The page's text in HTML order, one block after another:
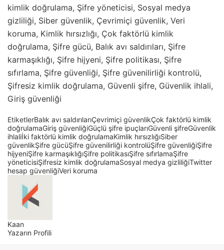
kimlik doğrulama, Şifre yöneticisi, Sosyal medya
gizliliği, Siber güvenlik, Çevrimiçi güvenlik, Veri
koruma, Kimlik hırsızlığı, Çok faktörlü kimlik
doğrulama, Şifre gücü, Balık avı saldırıları, Şifre
karmaşıklığı, Şifre hijyeni, Şifre politikası, Şifre
sıfırlama, Şifre güvenliği, Şifre güvenilirliği kontrolü,
Şifresiz kimlik doğrulama, Güvenli şifre, Güvenlik ihlali,
Giriş güvenliği
EtiketlerBalık avı saldırılarıÇevrimiçi güvenlikÇok faktörlü kimlik
doğrulamaGiriş güvenliğiGüçlü şifre ipuçlarıGüvenli şifreGüvenlik
ihlaliİki faktörlü kimlik doğrulamaKimlik hırsızlığıSiber
güvenlikŞifre gücüŞifre güvenilirliği kontrolüŞifre güvenliğiŞifre
hijyeniŞifre karmaşıklığıŞifre politikasıŞifre sıfırlamaŞifre
yöneticisiŞifresiz kimlik doğrulamaSosyal medya gizliliğiTwitter
hesap güvenliğiVeri koruma
Kaan
Yazarın Profili